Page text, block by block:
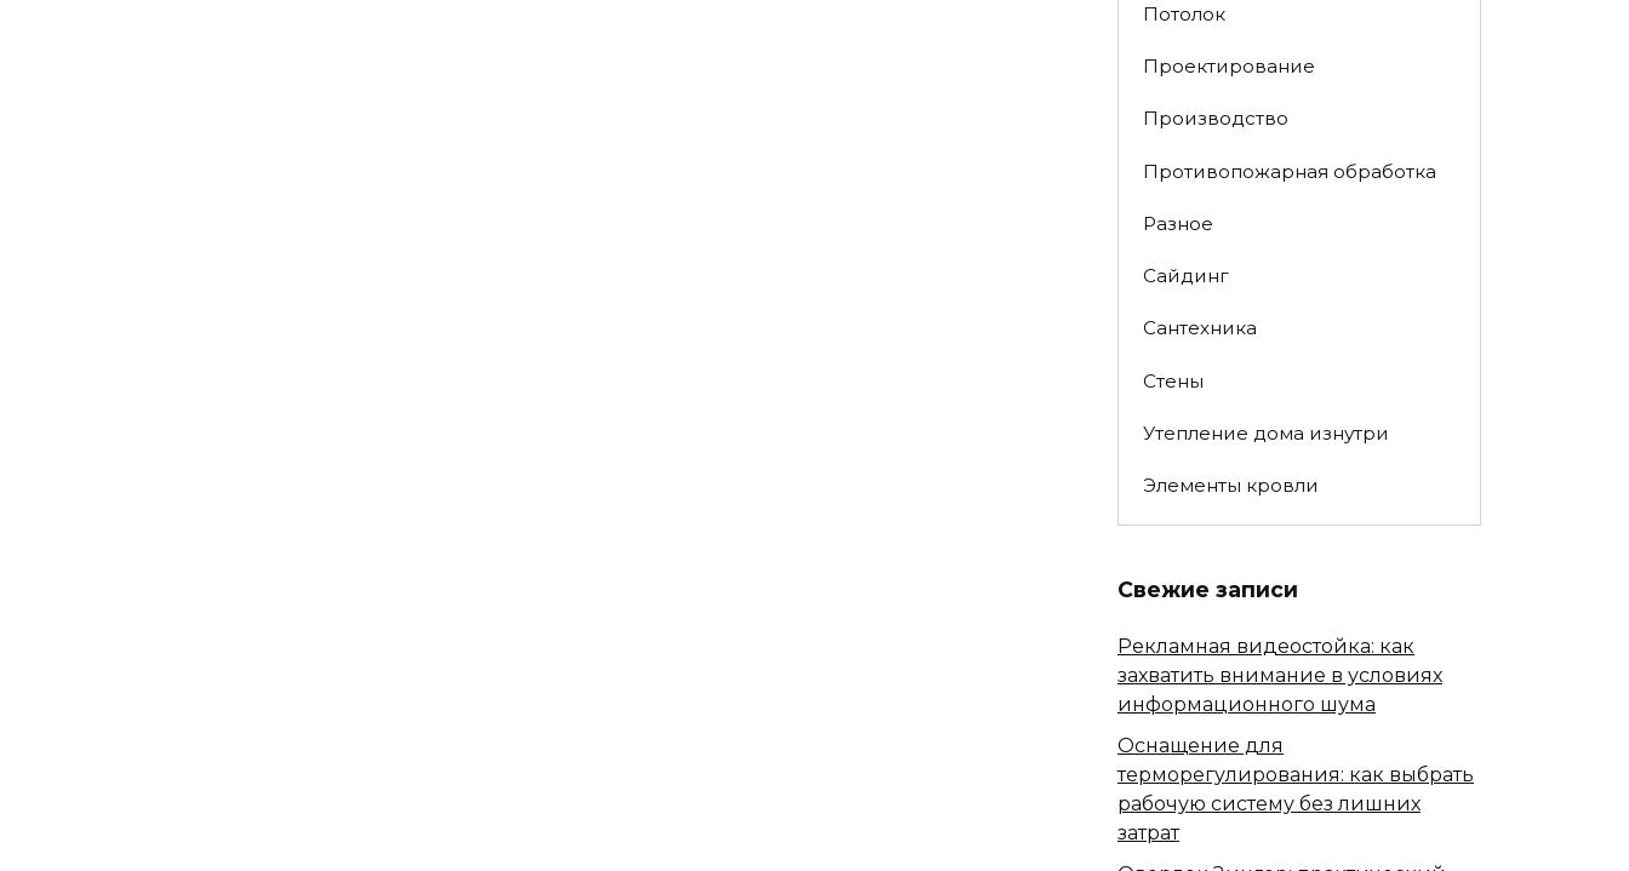
Потолок
Проектирование
Производство
Противопожарная обработка
Разное
Сайдинг
Сантехника
Стены
Утепление дома изнутри
Элементы кровли
Свежие записи
Рекламная видеостойка: как
захватить внимание в условиях
информационного шума
Оснащение для
терморегулирования: как выбрать
рабочую систему без лишних
затрат